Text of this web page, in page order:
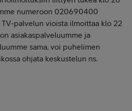
numeroon 020690400
palvelun vioista ilmoittaa klo 22
asiakaspalveluumme ja
sama, voi puhelimen
ohjata keskustelun ns.